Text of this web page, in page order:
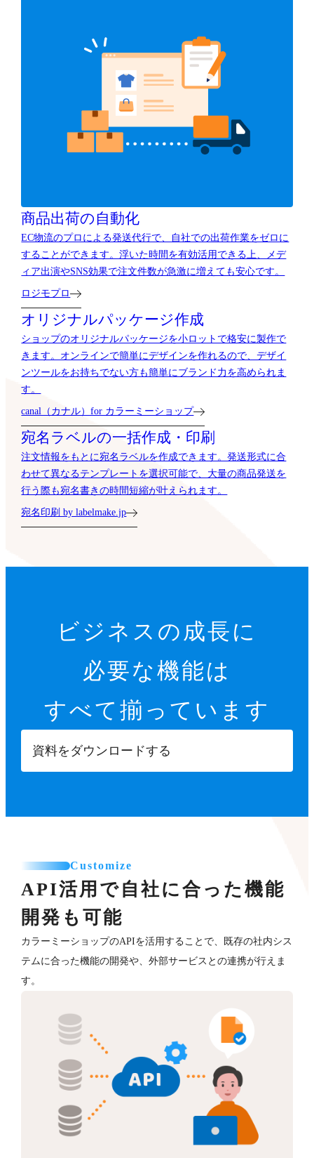
商品出荷の自動化
EC物流のプロによる発送代行で、自社での出荷作業をゼロに
することができます。浮いた時間を有効活用できる上、メデ
ィア出演やSNS効果で注文件数が急激に増えても安心です。
ロジモプロ
オリジナルパッケージ作成
ショップのオリジナルパッケージを小ロットで格安に製作で
きます。オンラインで簡単にデザインを作れるので、デザイ
ンツールをお持ちでない方も簡単にブランド力を高められま
す。
canal（カナル）for カラーミーショップ
宛名ラベルの一括作成・印刷
注文情報をもとに宛名ラベルを作成できます。発送形式に合
わせて異なるテンプレートを選択可能で、大量の商品発送を
行う際も宛名書きの時間短縮が叶えられます。
宛名印刷 by labelmake.jp
ビジネスの成長に
必要な機能は
すべて揃っています
資料をダウンロードする
Customize
API活用で自社に合った機能
開発も可能
カラーミーショップのAPIを活用することで、既存の社内シス
テムに合った機能の開発や、外部サービスとの連携が行えま
す。